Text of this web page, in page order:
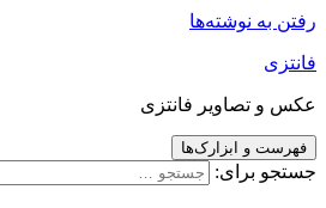
رفتن به نوشته‌ها
فانتزی
عکس و تصاویر فانتزی
فهرست و ابزارک‌ها
جستجو برای: